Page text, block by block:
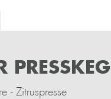
- Zitruspresse